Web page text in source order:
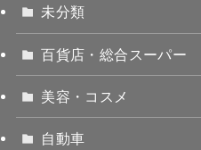
未分類
百貨店・総合スーパー
美容・コスメ
自動車